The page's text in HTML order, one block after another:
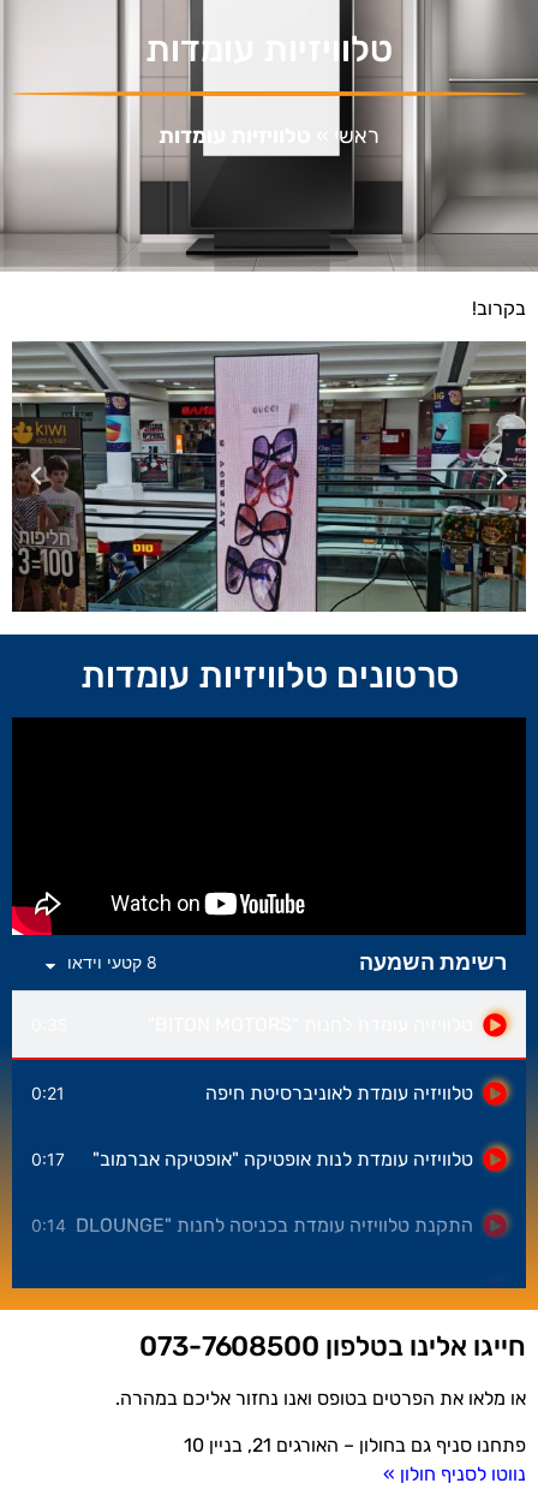
טלוויזיות עומדות
ראשי טלוויזיות עומדות
בקרוב!
סרטונים טלוויזיות עומדות
רשימת השמעה 8 קטעי וידאו
טלוויזיה עומדת לאוניברסיטת חיפה 0:21
טלוויזיה עומדת לנות אופטיקה "אופטיקה אברמוב" 0:17
התקנת טלוויזיה עומדת בכניסה לחנות "DLOUNGE" 0:14
טלוויזיה עומדת לעיריית עפולה 0:23
התקנת טלוויזיה עומדת ברשת חנויות "יין בעיר"
טלוויזיה עומדת לסלון כלות "HELENA KOLAN"
חייגו אלינו בטלפון 073-7608500
או מלאו את הפרטים בטופס ואנו נחזור אליכם במהרה.
פתחנו סניף גם בחולון – האורגים 21, בניין 10
נווטו לסניף חולון »